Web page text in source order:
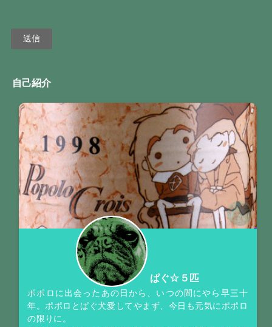
自己紹介
ぱぐ☆５匹
ポポロに出会ったあの日から、いつの間にやら早三十
年。ポポロとぱぐ犬愛してやまず、今日も元気にポポロ
の限りに。